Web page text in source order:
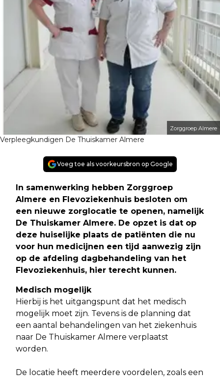
Zorggroep Almere
Verpleegkundigen De Thuiskamer Almere
Voeg toe als voorkeursbron op Google
In samenwerking hebben Zorggroep
Almere en Flevoziekenhuis besloten om
een nieuwe zorglocatie te openen, namelijk
De Thuiskamer Almere. De opzet is dat op
deze huiselijke plaats de patiënten die nu
voor hun medicijnen een tijd aanwezig zijn
op de afdeling dagbehandeling van het
Flevoziekenhuis, hier terecht kunnen.
Medisch mogelijk
Hierbij is het uitgangspunt dat het medisch
mogelijk moet zijn. Tevens is de planning dat
een aantal behandelingen van het ziekenhuis
naar De Thuiskamer Almere verplaatst
worden.
De locatie heeft meerdere voordelen, zoals een